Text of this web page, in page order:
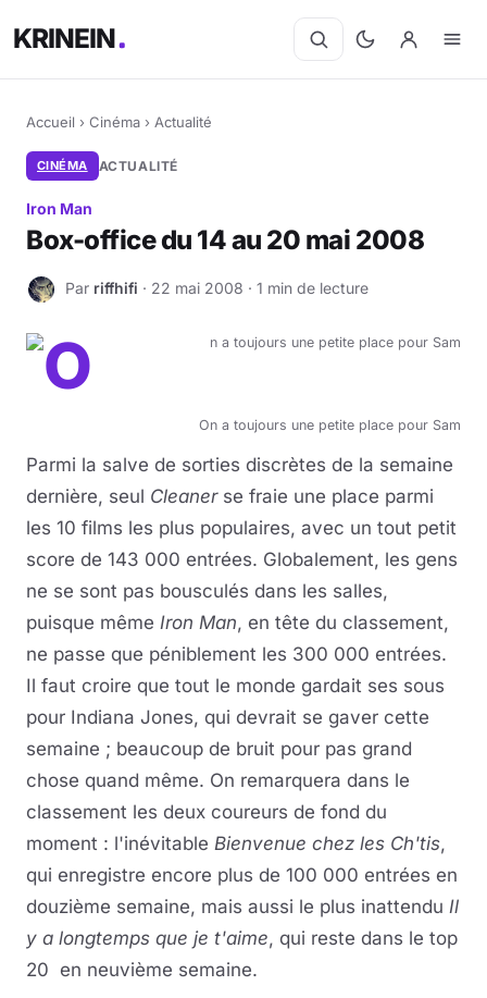
KRINEIN
Accueil › Cinéma › Actualité
CINÉMA ACTUALITÉ
Iron Man
Box-office du 14 au 20 mai 2008
R Par riffhifi · 22 mai 2008 · 1 min de lecture
On a toujours une petite place pour Sam
Parmi la salve de sorties discrètes de la semaine
dernière, seul Cleanerse fraie une place parmi
les 10 films les plus populaires, avec un tout petit
score de 143 000 entrées. Globalement, les gens
ne se sont pas bousculés dans les salles,
puisque même Iron Man, en tête du classement,
ne passe que péniblement les 300 000 entrées.
Il faut croire que tout le monde gardait ses sous
pour Indiana Jones, qui devrait se gaver cette
semaine ; beaucoup de bruit pour pas grand
chose quand même. On remarquera dans le
classement les deux coureurs de fond du
moment : l'inévitable Bienvenue chez les Ch'tis,
qui enregistre encore plus de 100 000 entrées en
douzième semaine, mais aussi le plus inattendu Il
y a longtemps que je t'aime, qui reste dans le top
20 en neuvième semaine.